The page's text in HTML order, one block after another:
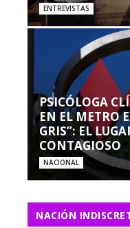
ENTREVISTAS
PSICÓLOGA
EN EL METRO
GRIS”: EL
CONTAGIOSO
NACIONAL
NACIÓN